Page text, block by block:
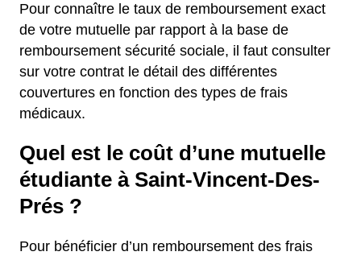
Pour connaître le taux de remboursement exact
de votre mutuelle par rapport à la base de
remboursement sécurité sociale, il faut consulter
sur votre contrat le détail des différentes
couvertures en fonction des types de frais
médicaux.
Quel est le coût d’une mutuelle
étudiante à Saint-Vincent-Des-
Prés ?
Pour bénéficier d’un remboursement des frais